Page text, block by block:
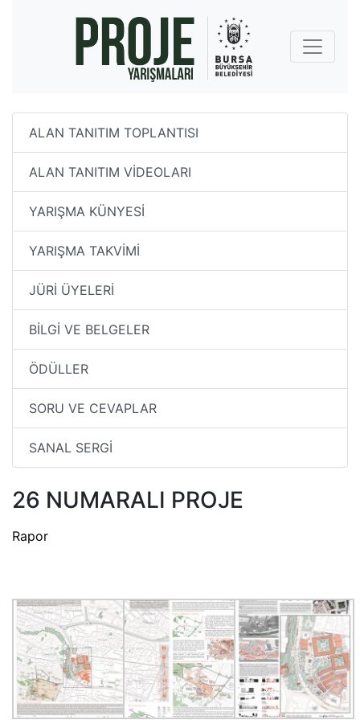
ALAN TANITIM TOPLANTISI
ALAN TANITIM VİDEOLARI
YARIŞMA KÜNYESİ
YARIŞMA TAKVİMİ
JÜRİ ÜYELERİ
BİLGİ VE BELGELER
ÖDÜLLER
SORU VE CEVAPLAR
SANAL SERGİ
26 NUMARALI PROJE
Rapor